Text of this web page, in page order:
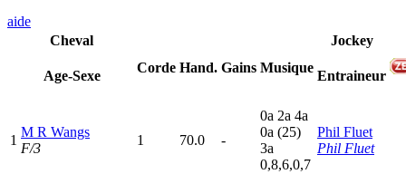
aide
Cheval
Age-Sexe
Corde Hand. Gains Musique
Jockey
Entraineur
1
M R Wangs
F/3
1 70.0 -
0a 2a 4a
0a (25)
3a
0,8,6,0,7
Phil Fluet
Phil Fluet